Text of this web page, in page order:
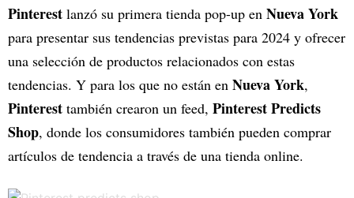
Pinterest lanzó su primera tienda pop-up en Nueva York
para presentar sus tendencias previstas para 2024 y ofrecer
una selección de productos relacionados con estas
tendencias. Y para los que no están en Nueva York,
Pinterest también crearon un feed, Pinterest Predicts
Shop, donde los consumidores también pueden comprar
artículos de tendencia a través de una tienda online.